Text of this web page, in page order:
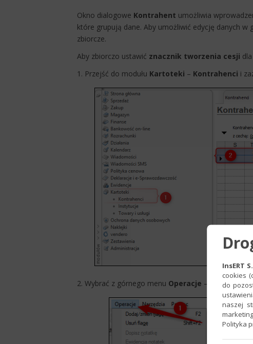
​Okno dialogowe Kontrahent umożliwia
które grupują dane. Aby umożliwić edycję danych w
zbiorcze.
Aby zbiorczo ustawić znacznik tworzenia cesji
1. Przejść do modułu Kartoteki – Kontrahenci i
​2. Wybrać z górnego menu Operacje – Zbiorcze–
InsERT
cookies
do
naszej
Polityka